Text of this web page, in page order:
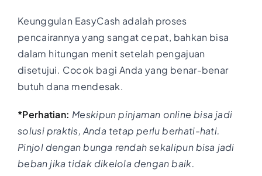
Keunggulan EasyCash adalah proses
pencairannya yang sangat cepat, bahkan bisa
dalam hitungan menit setelah pengajuan
disetujui. Cocok bagi Anda yang benar-benar
butuh dana mendesak.
*Perhatian: Meskipun pinjaman online bisa jadi
solusi praktis, Anda tetap perlu berhati-hati.
Pinjol dengan bunga rendah sekalipun bisa jadi
beban jika tidak dikelola dengan baik.